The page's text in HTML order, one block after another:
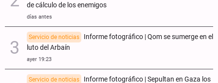
de cálculo de los enemigos
días antes
Servicio de noticias
Informe fotográfico | Qom se sumerge en el
luto del Arbaín
ayer 19:23
Servicio de noticias
Informe fotográfico | Sepultan en Gaza los